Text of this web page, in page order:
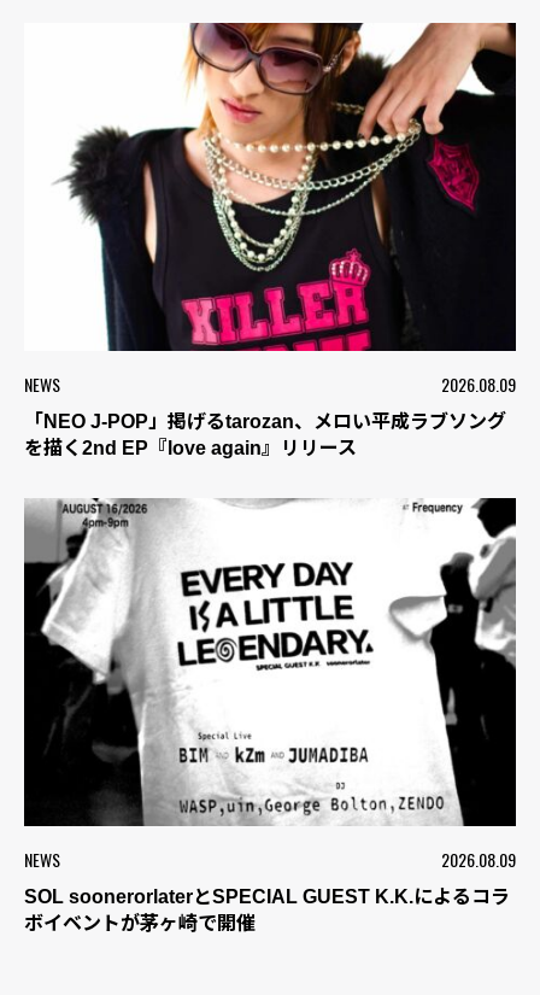
NEWS 2026.08.09
「NEO J-POP」掲げるtarozan、メロい平成ラブソング
を描く2nd EP『love again』リリース
NEWS 2026.08.09
SOL soonerorlaterとSPECIAL GUEST K.K.によるコラ
ボイベントが茅ヶ崎で開催